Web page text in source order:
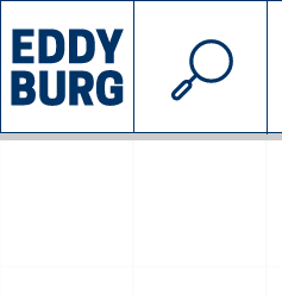
INIZIATIVE
© 2026